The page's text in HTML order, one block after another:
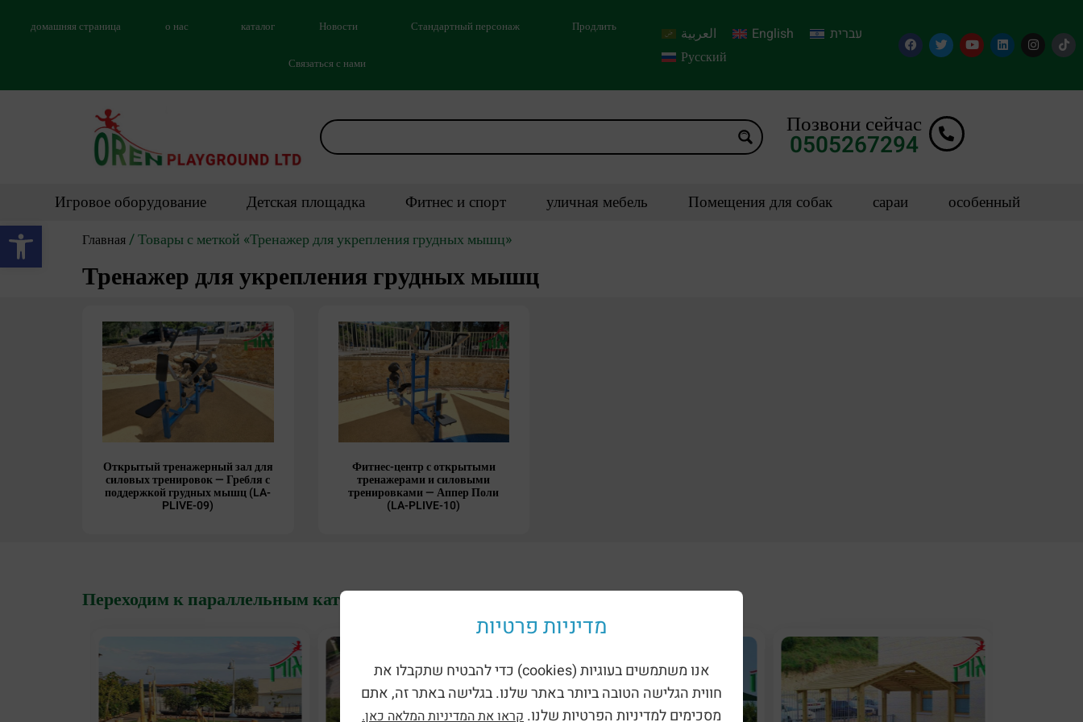
Открыть панель инструментов
домашняя страница о нас каталог Новости Стандартный персонаж Продлить
Связаться с нами
العربية English
עברית
Русский
Позвони сейчас
0505267294
Игровое оборудование Детская площадка Фитнес и спорт уличная мебель Помещения для собак сараи особенный
Главная/ Товары с меткой «Тренажер для укрепления грудных мышц»
Тренажер для укрепления грудных мышц
Открытый тренажерный зал для
силовых тренировок — Гребля с
поддержкой грудных мышц (LA-
PLIVE-09)
Фитнес-центр с открытыми
тренажерами и силовыми
тренировками — Аппер Поли
(LA-PLIVE-10)
Переходим к параллельным категориям:
מדיניות פרטיות
אנו משתמשים בעוגיות (cookies) כדי להבטיח שתקבלו את
חווית הגלישה הטובה ביותר באתר שלנו. בגלישה באתר זה, אתם
מסכימים למדיניות הפרטיות שלנו. קראו את המדיניות המלאה כאן.